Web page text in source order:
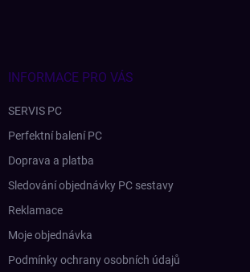
INFORMACE PRO VÁS
SERVIS PC
Perfektní balení PC
Doprava a platba
Sledování objednávky PC sestavy
Reklamace
Moje objednávka
Podmínky ochrany osobních údajů